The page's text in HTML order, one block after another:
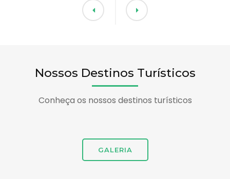
Nossos Destinos Turísticos
Conheça os nossos destinos turísticos
GALERIA